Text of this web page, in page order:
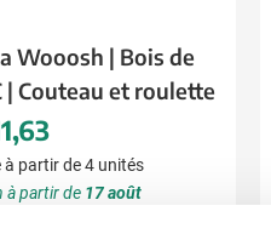
Wooosh | Bois de
| Couteau et roulette
à partir de 4 unités
à partir de 17 août